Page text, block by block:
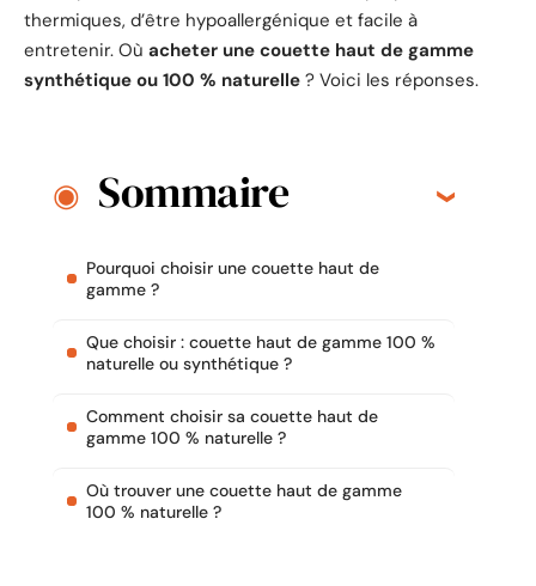
thermiques, d’être hypoallergénique et facile à
entretenir. Où acheter une couette haut de gamme
synthétique ou 100 % naturelle ? Voici les réponses.
Sommaire
Pourquoi choisir une couette haut de
gamme ?
Que choisir : couette haut de gamme 100 %
naturelle ou synthétique ?
Comment choisir sa couette haut de
gamme 100 % naturelle ?
Où trouver une couette haut de gamme
100 % naturelle ?